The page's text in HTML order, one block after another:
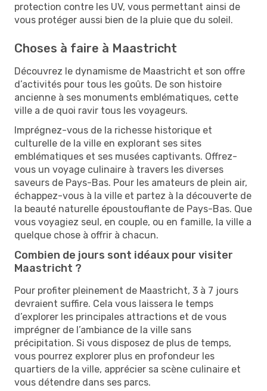
protection contre les UV, vous permettant ainsi de
vous protéger aussi bien de la pluie que du soleil.
Choses à faire à Maastricht
Découvrez le dynamisme de Maastricht et son offre
d’activités pour tous les goûts. De son histoire
ancienne à ses monuments emblématiques, cette
ville a de quoi ravir tous les voyageurs.
Imprégnez-vous de la richesse historique et
culturelle de la ville en explorant ses sites
emblématiques et ses musées captivants. Offrez-
vous un voyage culinaire à travers les diverses
saveurs de Pays-Bas. Pour les amateurs de plein air,
échappez-vous à la ville et partez à la découverte de
la beauté naturelle époustouflante de Pays-Bas. Que
vous voyagiez seul, en couple, ou en famille, la ville a
quelque chose à offrir à chacun.
Combien de jours sont idéaux pour visiter
Maastricht ?
Pour profiter pleinement de Maastricht, 3 à 7 jours
devraient suffire. Cela vous laissera le temps
d’explorer les principales attractions et de vous
imprégner de l’ambiance de la ville sans
précipitation. Si vous disposez de plus de temps,
vous pourrez explorer plus en profondeur les
quartiers de la ville, apprécier sa scène culinaire et
vous détendre dans ses parcs.